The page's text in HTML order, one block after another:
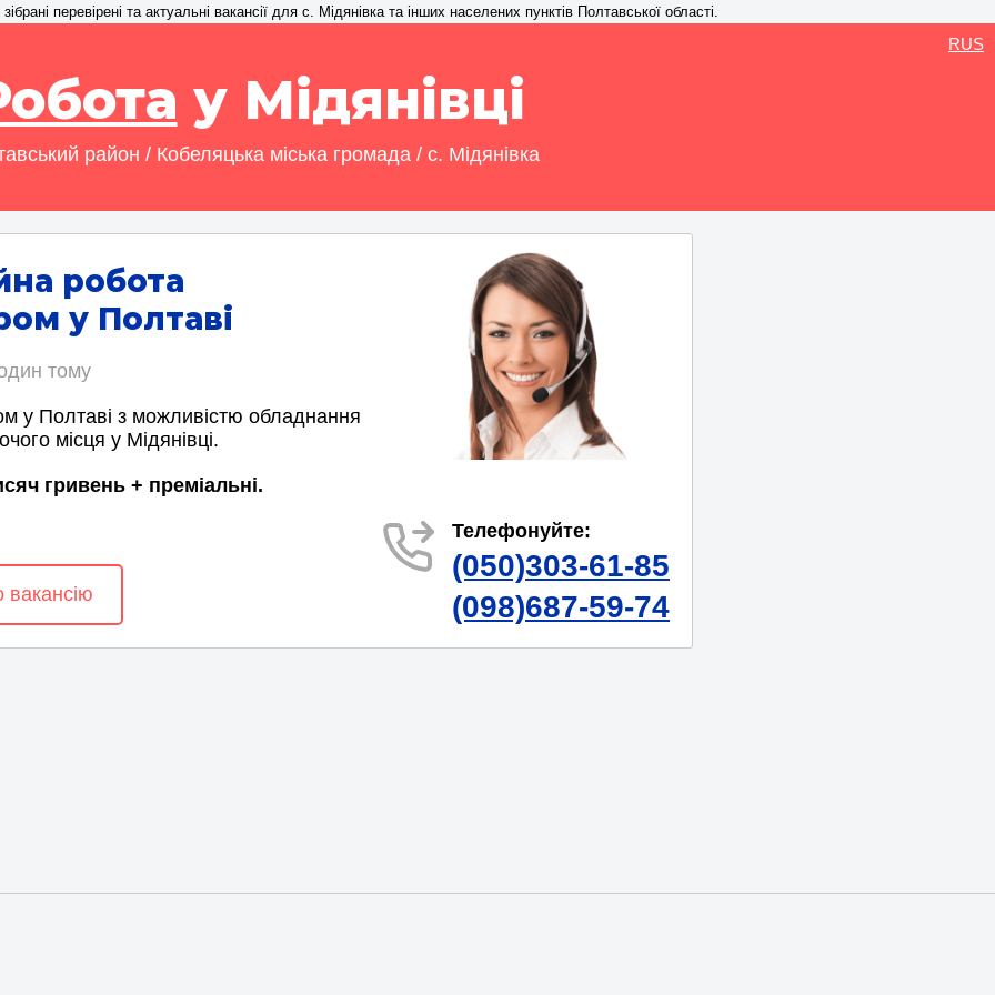
перевірені та актуальні вакансії для с. Мідянівка та інших населених пунктів Полтавської області.
у Мідянівці
район / Кобеляцька міська громада / с. Мідянівка
RUS
робота
у Полтаві
тому
у Полтаві з можливістю обладнання
місця у Мідянівці.
гривень + преміальні.
вакансію
Телефонуйте:
(050)303-61-85
(098)687-59-74